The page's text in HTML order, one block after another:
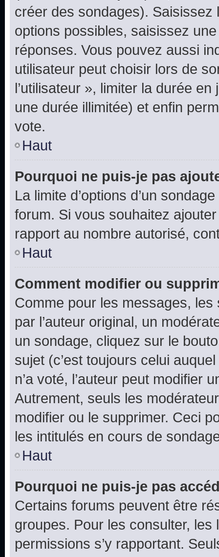
créer des sondages).
options possibles, saisissez
réponses. Vous pouvez aussi
utilisateur peut choisir lors de
l’utilisateur », limiter la durée
une durée illimitée) et enfin
vote.
Haut
Pourquoi ne puis-je pas
La limite d’options d’un
forum. Si vous souhaitez
rapport au nombre autorisé,
Haut
Comment modifier ou
Comme pour les messages,
par l’auteur original, un
un sondage, cliquez sur le
sujet (c’est toujours celui
n’a voté, l’auteur peut modifier
Autrement, seuls les
modifier ou le supprimer. Ceci
les intitulés en cours de
Haut
Pourquoi ne puis-je pas
Certains forums peuvent être
groupes. Pour les consulter,
permissions s’y rapportant.